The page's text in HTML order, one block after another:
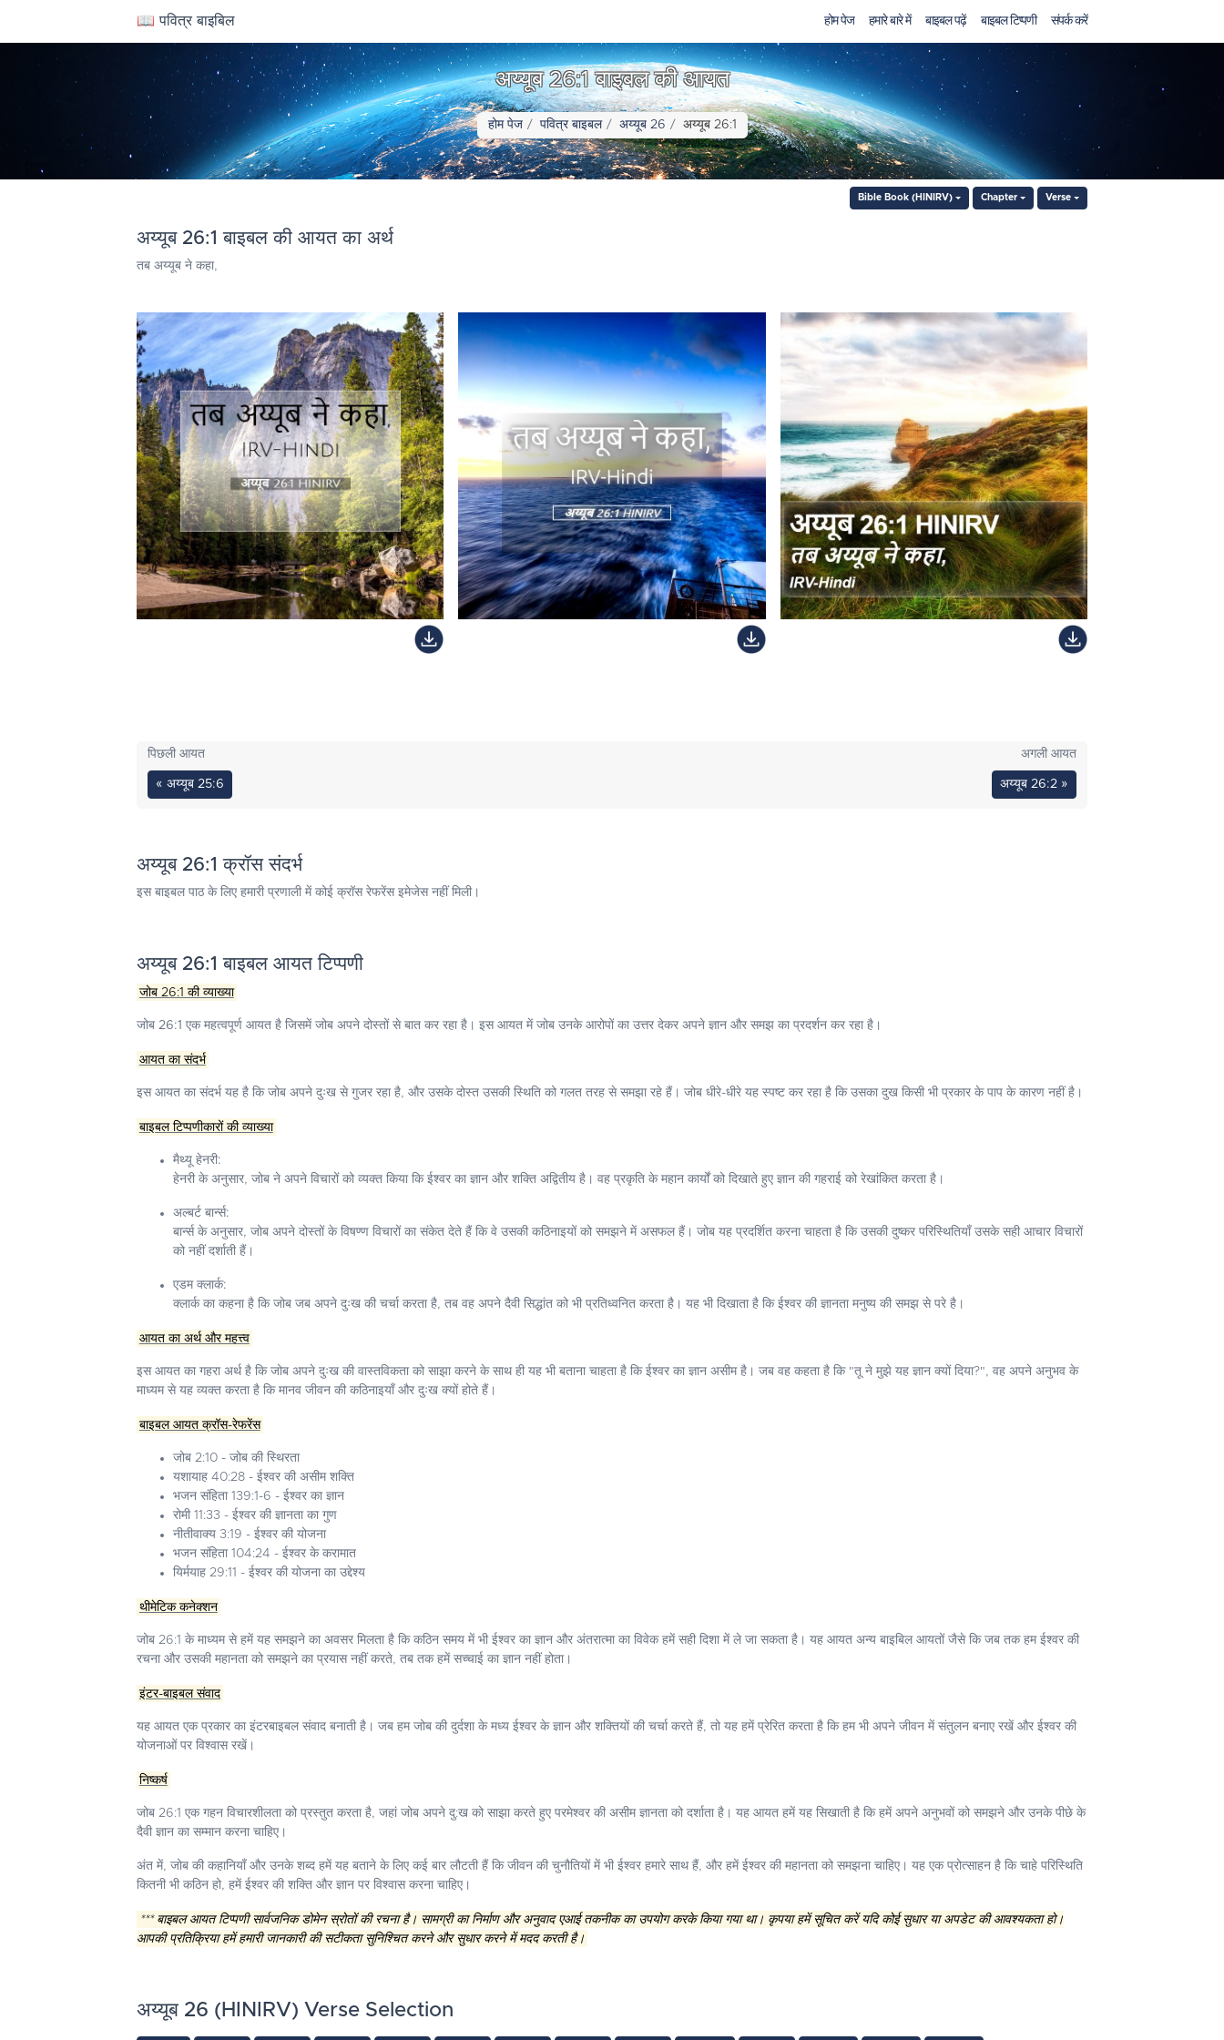
📖 पवित्र बाइबिल होम पेज हमारे बारे में बाइबल पढ़ें बाइबल टिप्पणी संपर्क करें
अय्यूब 26:1 बाइबल की आयत
होम पेज पवित्र बाइबल अय्यूब 26 अय्यूब 26:1
Bible Book (HINIRV) Chapter Verse
अय्यूब 26:1 बाइबल की आयत का अर्थ
तब अय्यूब ने कहा,
पिछली आयत
« अय्यूब 25:6
अगली आयत
अय्यूब 26:2 »
अय्यूब 26:1 क्रॉस संदर्भ
इस बाइबल पाठ के लिए हमारी प्रणाली में कोई क्रॉस रेफरेंस इमेजेस नहीं मिली।
अय्यूब 26:1 बाइबल आयत टिप्पणी
जोब 26:1 की व्याख्या
जोब 26:1 एक महत्वपूर्ण आयत है जिसमें जोब अपने दोस्तों से बात कर रहा है। इस आयत में जोब उनके आरोपों का उत्तर देकर अपने ज्ञान और समझ का प्रदर्शन कर रहा है।
आयत का संदर्भ
इस आयत का संदर्भ यह है कि जोब अपने दुःख से गुजर रहा है, और उसके दोस्त उसकी स्थिति को गलत तरह से समझा रहे हैं। जोब धीरे-धीरे यह स्पष्ट कर रहा है कि उसका दुख किसी भी प्रकार के पाप के कारण नहीं है।
बाइबल टिप्पणीकारों की व्याख्या
मैथ्यू हेनरी:
हेनरी के अनुसार, जोब ने अपने विचारों को व्यक्त किया कि ईश्वर का ज्ञान और शक्ति अद्वितीय है। वह प्रकृति के महान कार्यों को दिखाते हुए ज्ञान की गहराई को रेखांकित करता है।
अल्बर्ट बार्न्स:
बार्न्स के अनुसार, जोब अपने दोस्तों के विषण्ण विचारों का संकेत देते हैं कि वे उसकी कठिनाइयों को समझने में असफल हैं। जोब यह प्रदर्शित करना चाहता है कि उसकी दुष्कर परिस्थितियाँ उसके सही आचार विचारों
को नहीं दर्शाती हैं।
एडम क्लार्क:
क्लार्क का कहना है कि जोब जब अपने दुःख की चर्चा करता है, तब वह अपने दैवी सिद्धांत को भी प्रतिध्वनित करता है। यह भी दिखाता है कि ईश्वर की ज्ञानता मनुष्य की समझ से परे है।
आयत का अर्थ और महत्त्व
इस आयत का गहरा अर्थ है कि जोब अपने दुःख की वास्तविकता को साझा करने के साथ ही यह भी बताना चाहता है कि ईश्वर का ज्ञान असीम है। जब वह कहता है कि "तू ने मुझे यह ज्ञान क्यों दिया?", वह अपने अनुभव के
माध्यम से यह व्यक्त करता है कि मानव जीवन की कठिनाइयाँ और दुःख क्यों होते हैं।
बाइबल आयत क्रॉस-रेफरेंस
जोब 2:10 - जोब की स्थिरता
यशायाह 40:28 - ईश्वर की असीम शक्ति
भजन संहिता 139:1-6 - ईश्वर का ज्ञान
रोमी 11:33 - ईश्वर की ज्ञानता का गुण
नीतीवाक्य 3:19 - ईश्वर की योजना
भजन संहिता 104:24 - ईश्वर के करामात
यिर्मयाह 29:11 - ईश्वर की योजना का उद्देश्य
थीमेटिक कनेक्शन
जोब 26:1 के माध्यम से हमें यह समझने का अवसर मिलता है कि कठिन समय में भी ईश्वर का ज्ञान और अंतरात्मा का विवेक हमें सही दिशा में ले जा सकता है। यह आयत अन्य बाइबिल आयतों जैसे कि जब तक हम ईश्वर की
रचना और उसकी महानता को समझने का प्रयास नहीं करते, तब तक हमें सच्चाई का ज्ञान नहीं होता।
इंटर-बाइबल संवाद
यह आयत एक प्रकार का इंटरबाइबल संवाद बनाती है। जब हम जोब की दुर्दशा के मध्य ईश्वर के ज्ञान और शक्तियों की चर्चा करते हैं, तो यह हमें प्रेरित करता है कि हम भी अपने जीवन में संतुलन बनाए रखें और ईश्वर की
योजनाओं पर विश्वास रखें।
निष्कर्ष
जोब 26:1 एक गहन विचारशीलता को प्रस्तुत करता है, जहां जोब अपने दु:ख को साझा करते हुए परमेश्वर की असीम ज्ञानता को दर्शाता है। यह आयत हमें यह सिखाती है कि हमें अपने अनुभवों को समझने और उनके पीछे के
दैवी ज्ञान का सम्मान करना चाहिए।
अंत में, जोब की कहानियाँ और उनके शब्द हमें यह बताने के लिए कई बार लौटती हैं कि जीवन की चुनौतियों में भी ईश्वर हमारे साथ हैं, और हमें ईश्वर की महानता को समझना चाहिए। यह एक प्रोत्साहन है कि चाहे परिस्थिति
कितनी भी कठिन हो, हमें ईश्वर की शक्ति और ज्ञान पर विश्वास करना चाहिए।
*** बाइबल आयत टिप्पणी सार्वजनिक डोमेन स्रोतों की रचना है। सामग्री का निर्माण और अनुवाद एआई तकनीक का उपयोग करके किया गया था। कृपया हमें सूचित करें यदि कोई सुधार या अपडेट की आवश्यकता हो।
आपकी प्रतिक्रिया हमें हमारी जानकारी की सटीकता सुनिश्चित करने और सुधार करने में मदद करती है।
अय्यूब 26 (HINIRV) Verse Selection